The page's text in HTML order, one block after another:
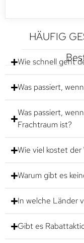
HÄUFIG
Wie schnell geht
Was passiert,
Was passiert,
Frachtraum ist?
Wie viel kostet der
Warum gibt es
In welche Länder
Gibt es